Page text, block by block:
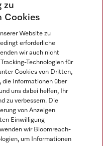
zu
Cookies
Website zu
erforderliche
wir auch nicht
Technologien für
Cookies von Dritten,
die Informationen über
uns dabei helfen, Ihr
zu verbessern. Die
von Anzeigen
Einwilligung
wir Bloomreach-
um Informationen